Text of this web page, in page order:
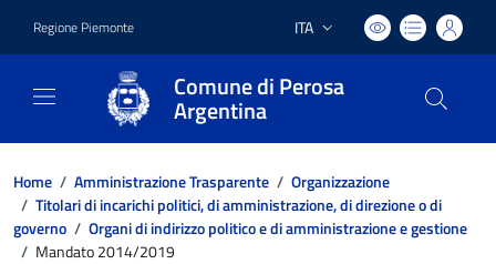
Regione Piemonte Lingua attiva:
ITA
Comune di Perosa
Argentina
Home / Amministrazione Trasparente / Organizzazione
/ Titolari di incarichi politici, di amministrazione, di direzione o di
governo / Organi di indirizzo politico e di amministrazione e gestione
/ Mandato 2014/2019